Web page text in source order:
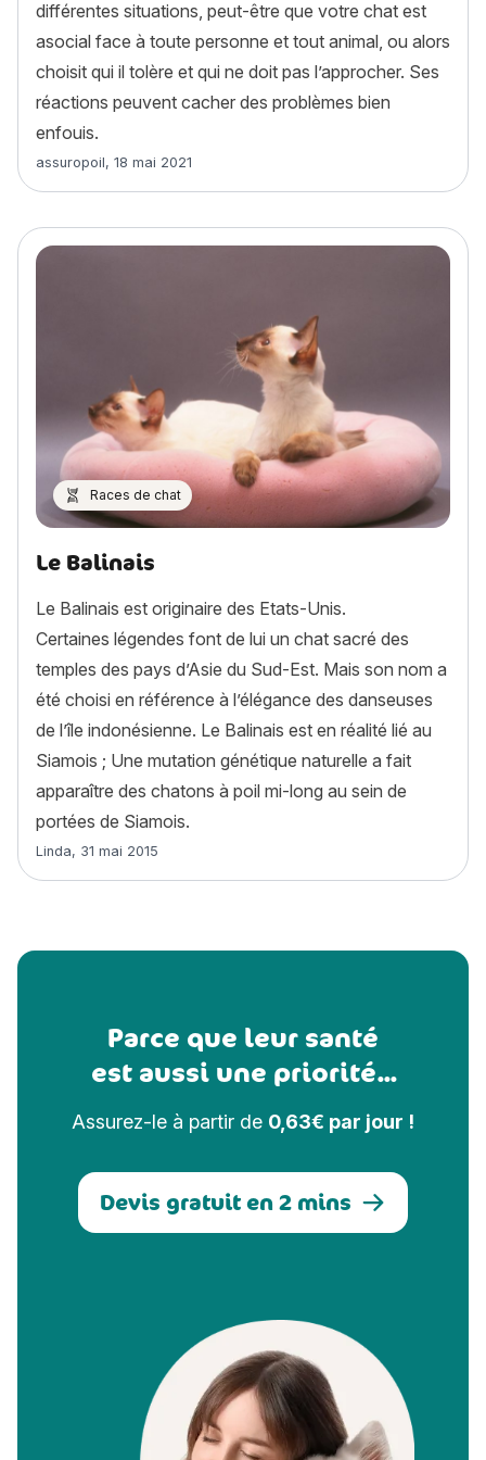
différentes situations, peut-être que votre chat est
asocial face à toute personne et tout animal, ou alors
choisit qui il tolère et qui ne doit pas l’approcher. Ses
réactions peuvent cacher des problèmes bien
enfouis.
Article rédigé par
assuropoil, 18 mai 2021
Races de chat
Le Balinais
Le Balinais est originaire des Etats-Unis.
Certaines légendes font de lui un chat sacré des
temples des pays d’Asie du Sud-Est. Mais son nom a
été choisi en référence à l’élégance des danseuses
de l’île indonésienne. Le Balinais est en réalité lié au
Siamois ; Une mutation génétique naturelle a fait
apparaître des chatons à poil mi-long au sein de
portées de Siamois.
Article rédigé par
Linda, 31 mai 2015
Parce que leur santé
est aussi une priorité...
Assurez-le à partir de 0,63€ par jour !
Devis gratuit en 2 mins